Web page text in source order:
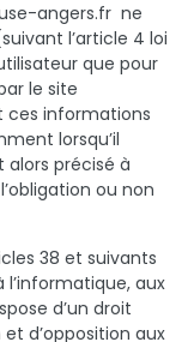
angers.fr ne
l’article 4 loi
que pour
le site
ces informations
lorsqu’il
alors précisé à
ou non
38 et suivants
l’informatique, aux
d’un droit
d’opposition aux